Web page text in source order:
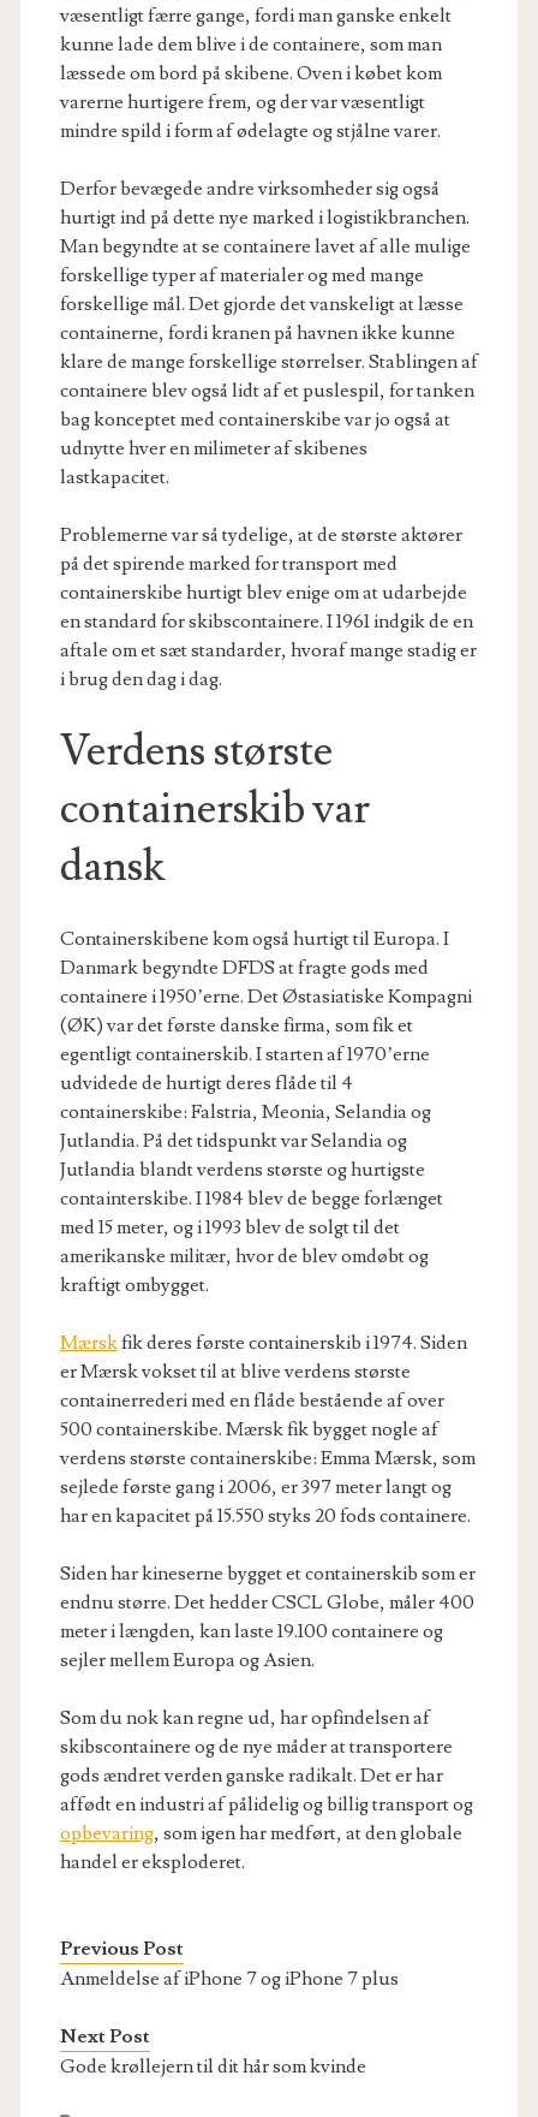
væsentligt færre gange, fordi man ganske enkelt
kunne lade dem blive i de containere, som man
læssede om bord på skibene. Oven i købet kom
varerne hurtigere frem, og der var væsentligt
mindre spild i form af ødelagte og stjålne varer.
Derfor bevægede andre virksomheder sig også
hurtigt ind på dette nye marked i logistikbranchen.
Man begyndte at se containere lavet af alle mulige
forskellige typer af materialer og med mange
forskellige mål. Det gjorde det vanskeligt at læsse
containerne, fordi kranen på havnen ikke kunne
klare de mange forskellige størrelser. Stablingen af
containere blev også lidt af et puslespil, for tanken
bag konceptet med containerskibe var jo også at
udnytte hver en milimeter af skibenes
lastkapacitet.
Problemerne var så tydelige, at de største aktører
på det spirende marked for transport med
containerskibe hurtigt blev enige om at udarbejde
en standard for skibscontainere. I 1961 indgik de en
aftale om et sæt standarder, hvoraf mange stadig er
i brug den dag i dag.
Verdens største
containerskib var
dansk
Containerskibene kom også hurtigt til Europa. I
Danmarkbegyndte DFDS at fragte gods med
containere i 1950’erne. Det Østasiatiske Kompagni
(ØK) var det første danske firma, som fik et
egentligt containerskib. I starten af 1970’erne
udvidede de hurtigtderes flåde til 4
containerskibe: Falstria, Meonia, Selandia og
Jutlandia. På det tidspunkt var Selandia og
Jutlandia blandt verdens største og hurtigste
containterskibe. I 1984 blev de begge forlænget
med 15 meter, og i 1993 blev de solgt til det
amerikanske militær, hvor de blev omdøbt og
kraftigt ombygget.
Mærskfik deres første containerskib i 1974. Siden
er Mærsk vokset til at blive verdens største
containerrederi med en flåde bestående af over
500 containerskibe. Mærsk fik bygget nogle af
verdens største containerskibe: Emma Mærsk, som
sejlede første gang i 2006, er 397 meter langt og
haren kapacitet på 15.550 styks 20 fods containere.
Siden har kineserne bygget et containerskib som er
endnu større. Det hedderCSCL Globe, måler 400
meter i længden, kan laste 19.100 containere og
sejler mellem Europa og Asien.
Som du nok kan regne ud, har opfindelsen af
skibscontainere og de nye måder at transportere
gods ændret verden ganske radikalt. Det er har
affødt en industri af pålidelig og billig transportog
opbevaring, som igen har medført, at den globale
handel er eksploderet.
Previous Post
Anmeldelse af iPhone 7 og iPhone 7 plus
Next Post
Gode krøllejern til dit hår som kvinde